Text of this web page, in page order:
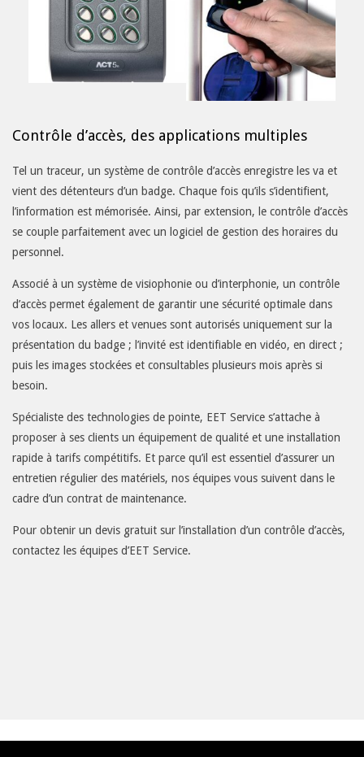
Contrôle d’accès, des applications multiples
Tel un traceur, un système de contrôle d’accès enregistre les va et
vient des détenteurs d’un badge. Chaque fois qu’ils s’identifient,
l’information est mémorisée. Ainsi, par extension, le contrôle d’accès
se couple parfaitement avec un logiciel de gestion des horaires du
personnel.
Associé à un système de visiophonie ou d’interphonie, un contrôle
d’accès permet également de garantir une sécurité optimale dans
vos locaux. Les allers et venues sont autorisés uniquement sur la
présentation du badge ; l’invité est identifiable en vidéo, en direct ;
puis les images stockées et consultables plusieurs mois après si
besoin.
Spécialiste des technologies de pointe, EET Service s’attache à
proposer à ses clients un équipement de qualité et une installation
rapide à tarifs compétitifs. Et parce qu’il est essentiel d’assurer un
entretien régulier des matériels, nos équipes vous suivent dans le
cadre d’un contrat de maintenance.
Pour obtenir un devis gratuit sur l’installation d’un contrôle d’accès,
contactez les équipes d’EET Service.